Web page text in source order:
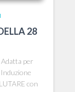
28
per
con